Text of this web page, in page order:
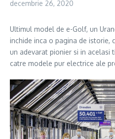
decembrie 26, 2020
Ultimul model de e-Golf, un
inchide inca o pagina de istorie,
un adevarat pionier si in acelasi
catre modele pur electrice ale